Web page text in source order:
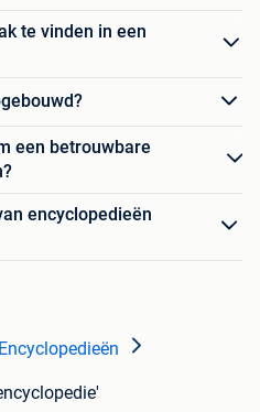
te vinden in een
een betrouwbare
encyclopedieën
Encyclopedieën